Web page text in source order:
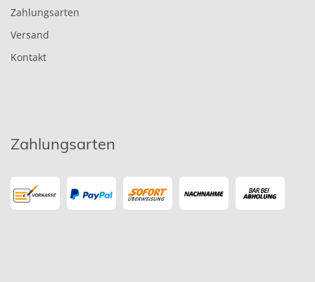
Zahlungsarten
Versand
Kontakt
Zahlungsarten